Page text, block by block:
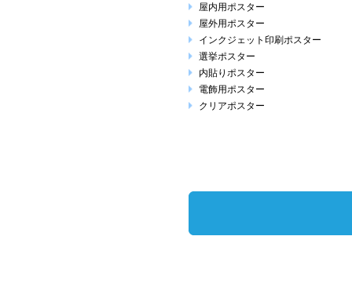
屋内用ポスター
屋外用ポスター
インクジェット印刷ポスター
選挙ポスター
内貼りポスター
電飾用ポスター
クリアポスター